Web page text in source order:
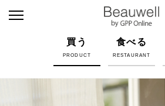
買う
PRODUCT
食べる
RESTAURANT